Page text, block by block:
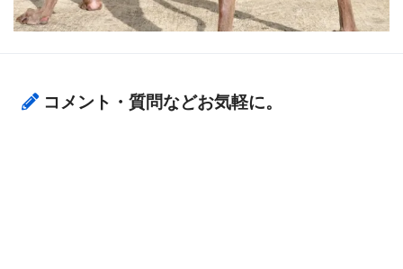
コメント・質問などお気軽に。